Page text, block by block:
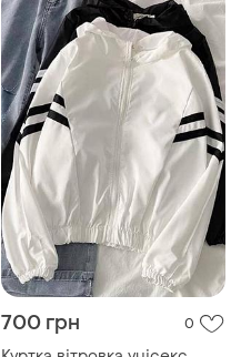
700 грн 0